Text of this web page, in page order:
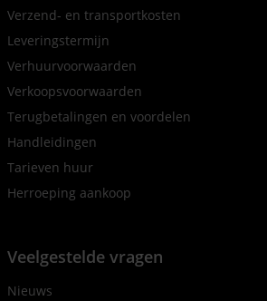
Verzend- en transportkosten
Leveringstermijn
Verhuurvoorwaarden
Verkoopsvoorwaarden
Terugbetalingen en voordelen
Handleidingen
Tarieven huur
Herroeping aankoop
Veelgestelde vragen
Nieuws